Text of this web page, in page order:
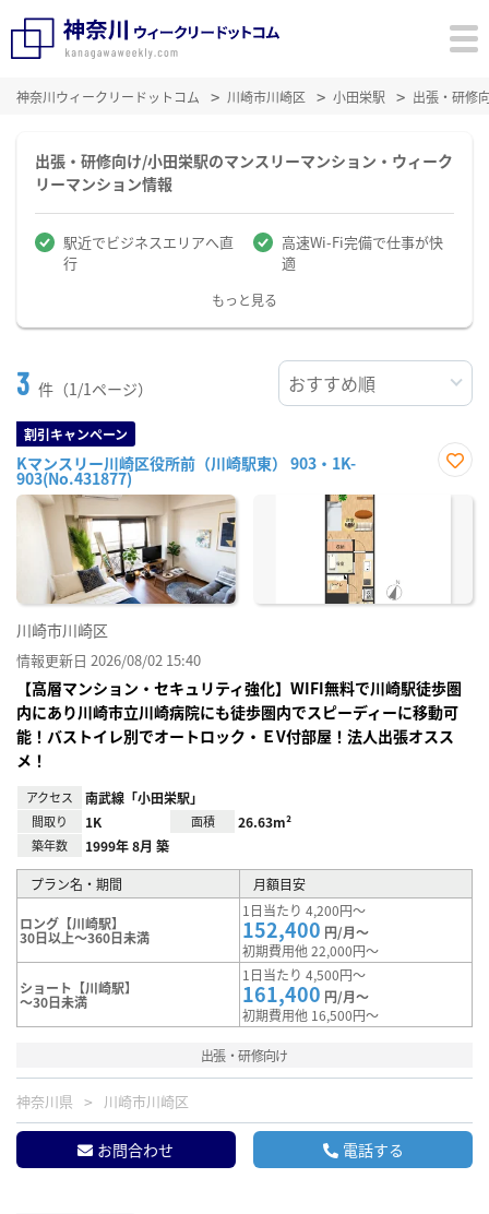
神奈川ウィークリードットコム 川崎市川崎区 小田栄駅 出張・研修
出張・研修向け/小田栄駅のマンスリーマンション・ウィーク
リーマンション情報
駅近でビジネスエリアへ直
行
高速Wi-Fi完備で仕事が快
適
もっと見る
3 件（1/1ページ）
割引キャンペーン
Kマンスリー川崎区役所前（川崎駅東） 903・1K-
903(No.431877)
に入
川崎市川崎区
情報更新日 2026/08/02 15:40
【高層マンション・セキュリティ強化】WIFI無料で川崎駅徒歩圏
内にあり川崎市立川崎病院にも徒歩圏内でスピーディーに移動可
能！バストイレ別でオートロック・ＥV付部屋！法人出張オスス
メ！
アクセス 南武線「小田栄駅」
間取り 1K 面積 26.63m²
築年数 1999年 8月 築
プラン名・期間 月額目安
ロング【川崎駅】
30日以上～360日未満
1日当たり 4,200円～
152,400 円/月～
初期費用他 22,000円～
ショート【川崎駅】
～30日未満
1日当たり 4,500円～
161,400 円/月～
初期費用他 16,500円～
出張・研修向け
神奈川県 川崎市川崎区
お問合わせ 電話する